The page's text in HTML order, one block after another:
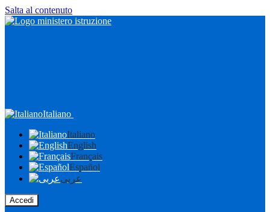
Salta al contenuto
Italiano
Italiano
English
Français
Español
عربى
Accedi